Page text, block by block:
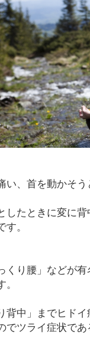
い、首を動かそ
したときに変に
す。
くり腰」などが
。
背中」までヒド
でツライ症状であ